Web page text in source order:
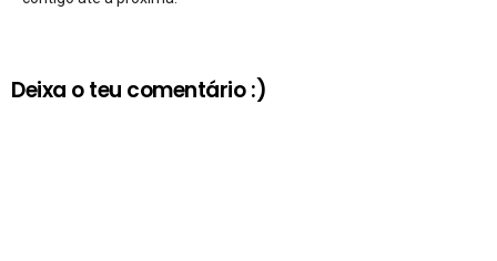
Deixa o teu comentário :)